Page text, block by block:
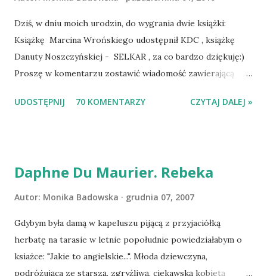
Dziś, w dniu moich urodzin, do wygrania dwie książki:
Książkę Marcina Wrońskiego udostępnił KDC , książkę
Danuty Noszczyńskiej - SELKAR , za co bardzo dziękuję:)
Proszę w komentarzu zostawić wiadomość zawierającą
Losowanie odbędzie się w niedzielę o 8:00. Zapraszam
UDOSTĘPNIJ 70 KOMENTARZY CZYTAJ DALEJ »
Daphne Du Maurier. Rebeka
Autor: Monika Badowska grudnia 07, 2007
Gdybym była damą w kapeluszu pijącą z przyjaciółką
herbatę na tarasie w letnie popołudnie powiedziałabym o
ksiażce: "Jakie to angielskie...". Młoda dziewczyna,
podróżująca ze starszą, zgryźliwą, ciekawską kobietą